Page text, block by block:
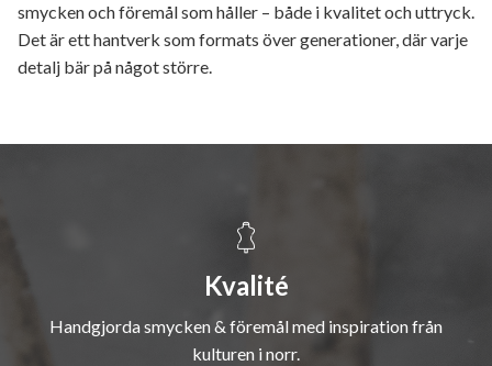
smycken och föremål som håller – både i kvalitet och uttryck.
Det är ett hantverk som formats över generationer, där varje
detalj bär på något större.
Kvalité
Handgjorda smycken & föremål med inspiration från
kulturen i norr.